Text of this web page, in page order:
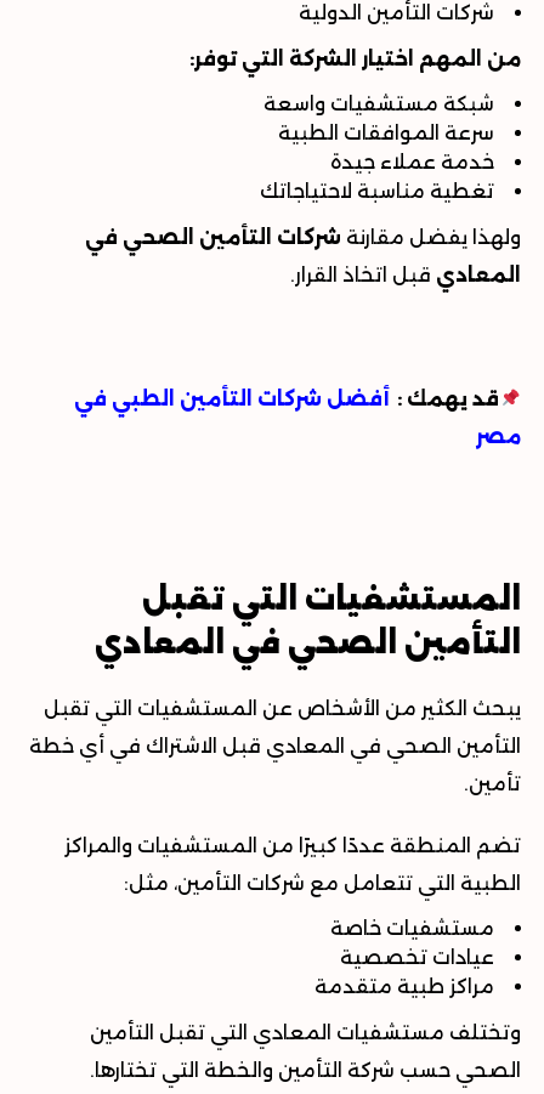
شركات التأمين الدولية
من المهم اختيار الشركة التي توفر:
شبكة مستشفيات واسعة
سرعة الموافقات الطبية
خدمة عملاء جيدة
تغطية مناسبة لاحتياجاتك
ولهذا يفضل مقارنة شركات التأمين الصحي في
المعادي قبل اتخاذ القرار.
قد يهمك : أفضل شركات التأمين الطبي في
مصر
المستشفيات التي تقبل
التأمين الصحي في المعادي
يبحث الكثير من الأشخاص عن المستشفيات التي تقبل
التأمين الصحي في المعادي قبل الاشتراك في أي خطة
تأمين.
تضم المنطقة عددًا كبيرًا من المستشفيات والمراكز
الطبية التي تتعامل مع شركات التأمين، مثل:
مستشفيات خاصة
عيادات تخصصية
مراكز طبية متقدمة
وتختلف مستشفيات المعادي التي تقبل التأمين
الصحي حسب شركة التأمين والخطة التي تختارها .